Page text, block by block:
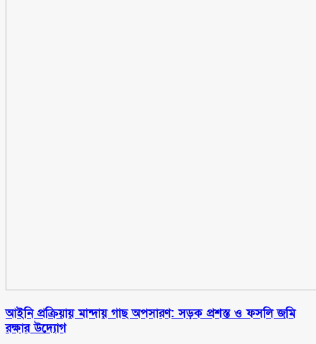
আইনি প্রক্রিয়ায় মান্দায় গাছ অপসারণ: সড়ক প্রশস্ত ও ফসলি জমি
রক্ষার উদ্যোগ